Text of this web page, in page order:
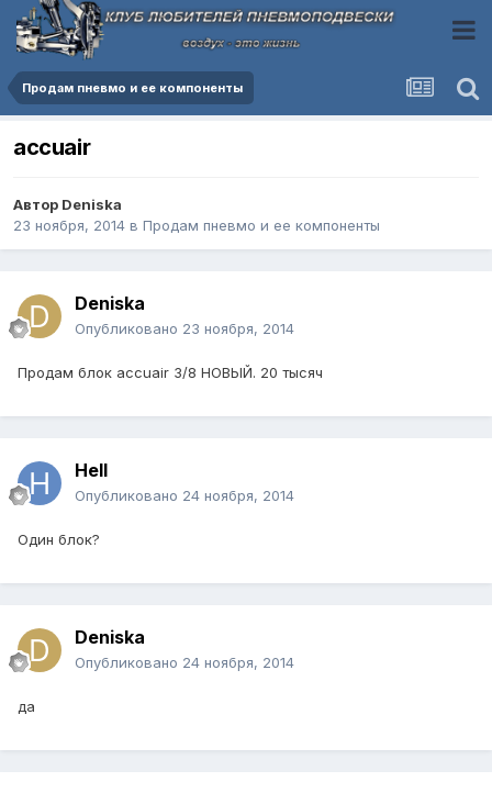
Продам пневмо и ее компоненты
accuair
Автор Deniska
23 ноября, 2014 в Продам пневмо и ее компоненты
Deniska
Опубликовано 23 ноября, 2014
Продам блок accuair 3/8 НОВЫЙ. 20 тысяч
Hell
Опубликовано 24 ноября, 2014
Один блок?
Deniska
Опубликовано 24 ноября, 2014
да